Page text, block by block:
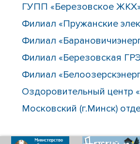
ГУПП «Березовское
Филиал «Пружанские
Филиал
Филиал «Березовская
Филиал
Оздоровительный центр
Московский (г.Минск)